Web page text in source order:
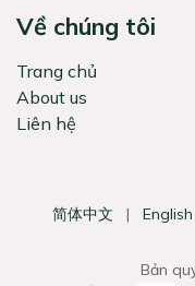
Về chúng tôi
Trang chủ
About us
Liên hệ
Bản
简体中文 |